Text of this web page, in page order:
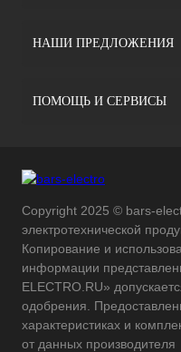
НАШИ ПРЕДЛОЖЕНИЯ
ПОМОЩЬ И СЕРВИСЫ
Copyright 2025 © bars-
электротехнической
Копирование и
информации
ELECTRO.RU»
одобрения.
характеристиках и
от данных производителя